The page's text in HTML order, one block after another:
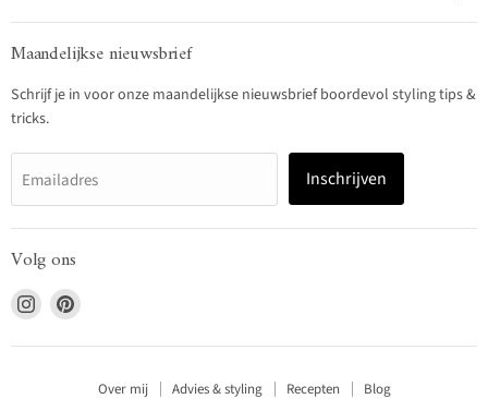
Maandelijkse nieuwsbrief
Schrijf je in voor onze maandelijkse nieuwsbrief boordevol styling tips &
tricks.
Emailadres Inschrijven
Volg ons
Vind
ons
op
Vind
op
Over mij Advies & styling Recepten Blog